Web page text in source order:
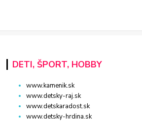
DETI, ŠPORT, HOBBY
www.kamenik.sk
www.detsky-raj.sk
www.detskaradost.sk
www.detsky-hrdina.sk